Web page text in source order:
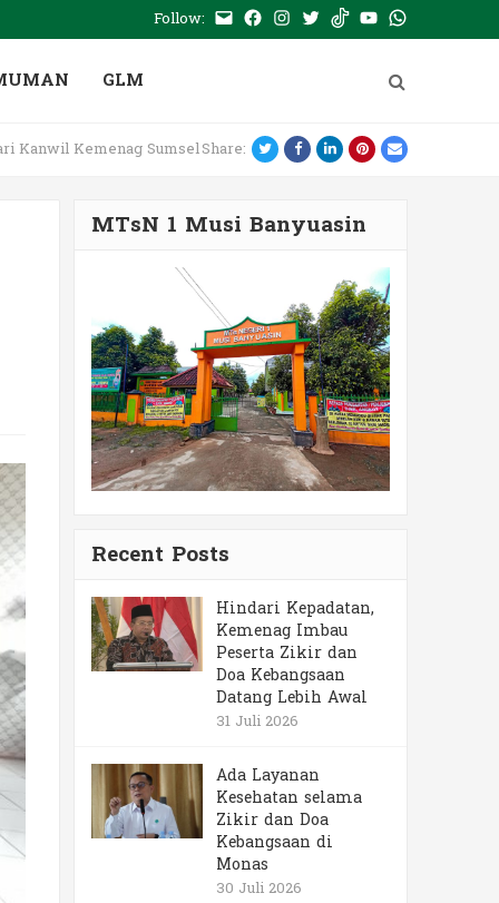
Follow: E- Facebook
Instagram
TwitterTiktokYoutubeWhatsApp
GLM
Kanwil Kemenag SumselShare: TwitterFacebookLinkedIn
Pinterest
Email
MTsN 1 Musi Banyuasin
Recent Posts
Hindari Kepadatan,
Kemenag Imbau
Peserta Zikir dan
Doa Kebangsaan
Datang Lebih Awal
31 Juli 2026
Ada Layanan
Kesehatan selama
Zikir dan Doa
Kebangsaan di
Monas
30 Juli 2026